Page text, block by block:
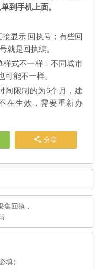
到手机上面。
接显示 回执号；有些回
就是回执编。
样式不一样；不同城市
可能不一样。
间限制的为6个月，建
在生效，需要重新办
分享
集回执，
填）